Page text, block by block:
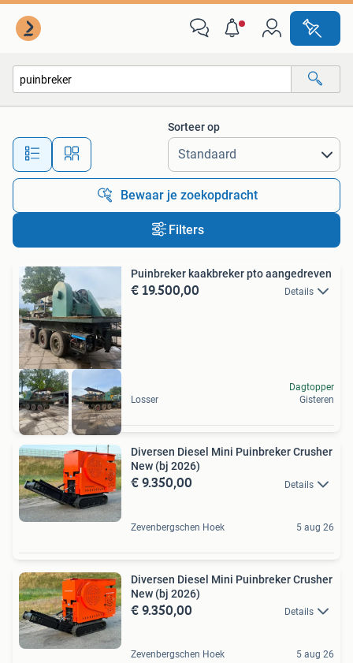
Alle afstanden…
Sorteer op
Bewaar je zoekopdracht
Filters
Puinbreker kaakbreker pto aangedreven
€ 19.500,00 Details
Losser
Dagtopper
Gisteren
Diversen Diesel Mini Puinbreker Crusher
New (bj 2026)
€ 9.350,00 Details
Zevenbergschen Hoek 5 aug 26
Diversen Diesel Mini Puinbreker Crusher
New (bj 2026)
€ 9.350,00 Details
Zevenbergschen Hoek 5 aug 26